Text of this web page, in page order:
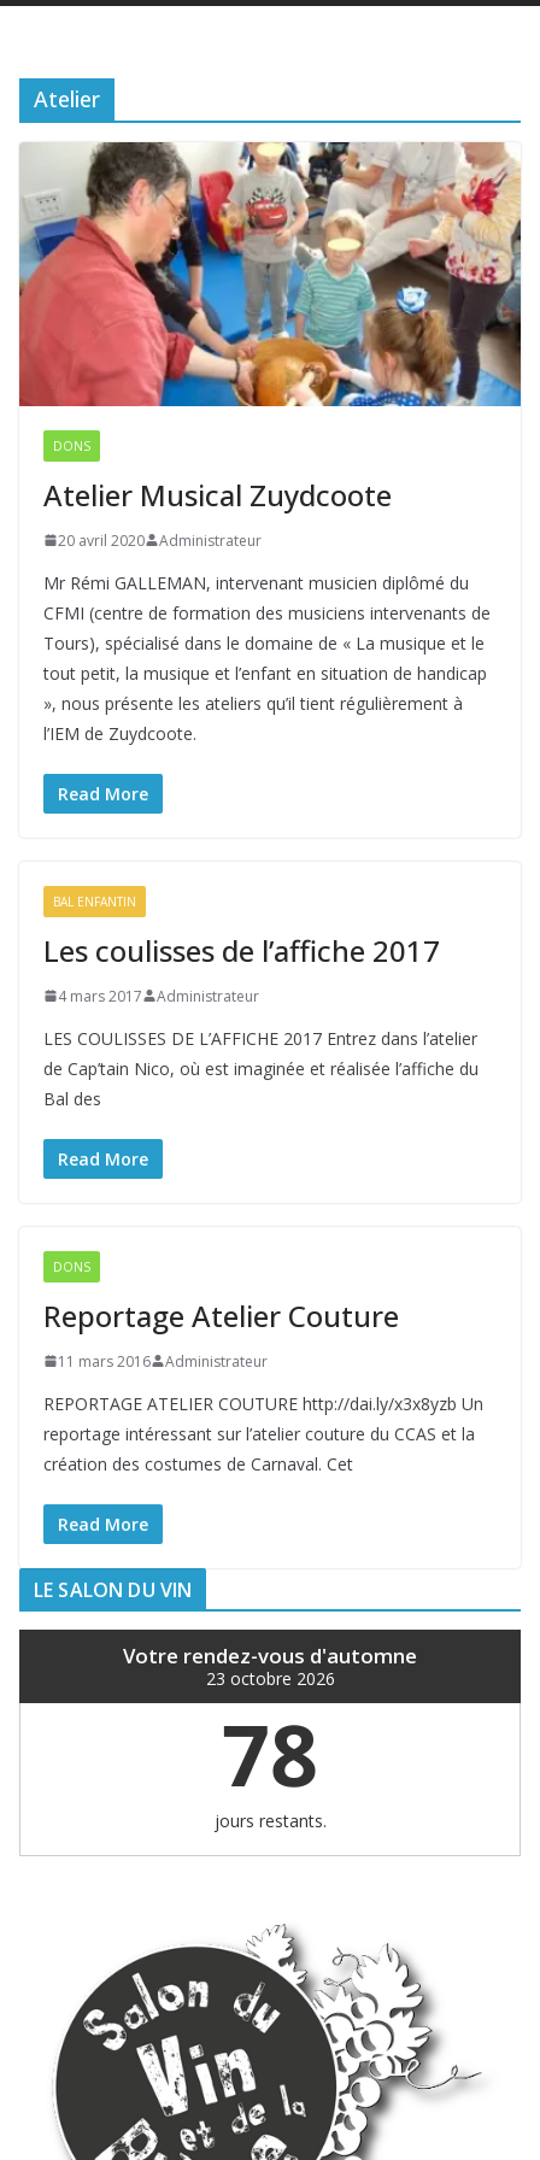
Atelier
DONS
Atelier Musical Zuydcoote
20 avril 2020 Administrateur
Mr Rémi GALLEMAN, intervenant musicien diplômé du
CFMI (centre de formation des musiciens intervenants de
Tours), spécialisé dans le domaine de « La musique et le
tout petit, la musique et l’enfant en situation de handicap
», nous présente les ateliers qu’il tient régulièrement à
l’IEM de Zuydcoote.
Read More
BAL ENFANTIN
Les coulisses de l’affiche 2017
4 mars 2017 Administrateur
LES COULISSES DE L’AFFICHE 2017 Entrez dans l’atelier
de Cap’tain Nico, où est imaginée et réalisée l’affiche du
Bal des
Read More
DONS
Reportage Atelier Couture
11 mars 2016 Administrateur
REPORTAGE ATELIER COUTURE http://dai.ly/x3x8yzb Un
reportage intéressant sur l’atelier couture du CCAS et la
création des costumes de Carnaval. Cet
Read More
LE SALON DU VIN
Votre rendez-vous d'automne
23 octobre 2026
78
jours restants.